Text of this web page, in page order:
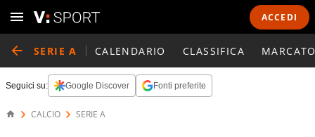
ACCEDI
SERIE A CALENDARIO CLASSIFICA
Seguici su: Google Discover Fonti preferite
CALCIO SERIE A